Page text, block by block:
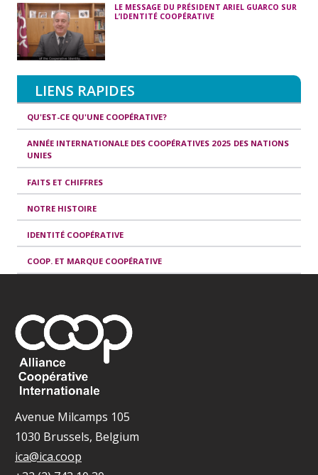
LE MESSAGE DU PRÉSIDENT ARIEL GUARCO SUR
L’IDENTITÉ COOPÉRATIVE
LIENS RAPIDES
QU'EST-CE QU'UNE COOPÉRATIVE?
ANNÉE INTERNATIONALE DES COOPÉRATIVES 2025 DES NATIONS
UNIES
FAITS ET CHIFFRES
NOTRE HISTOIRE
IDENTITÉ COOPÉRATIVE
COOP. ET MARQUE COOPÉRATIVE
Avenue Milcamps 105
1030 Brussels, Belgium
ica@ica.coop